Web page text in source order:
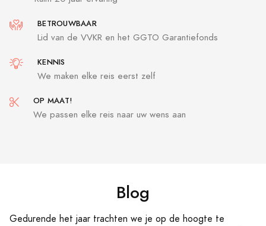
BETROUWBAAR
Lid van de VVKR en het GGTO Garantiefonds
KENNIS
We maken elke reis eerst zelf
OP MAAT!
We passen elke reis naar uw wens aan
Blog
Gedurende het jaar trachten we je op de hoogte te